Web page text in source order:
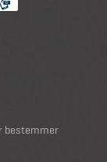
bestemmer